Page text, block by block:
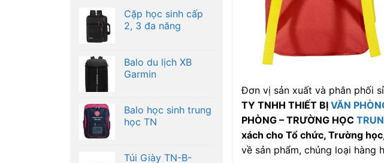
Cặp học sinh cấp
2, 3 đa năng
Balo du lịch XB
Garmin
Balo học sinh trung
học TN
Túi Giày TN-B-
Đơn vị sản xuất và phân phối
TY TNHH THIẾT BỊ VĂN
PHÒNG – TRƯỜNG HỌC
xách cho Tổ chức, Trường
về sản phẩm, chủng loại hàng